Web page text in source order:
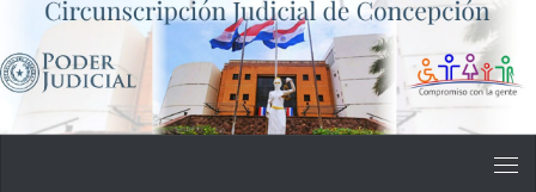
Saltar al contenido